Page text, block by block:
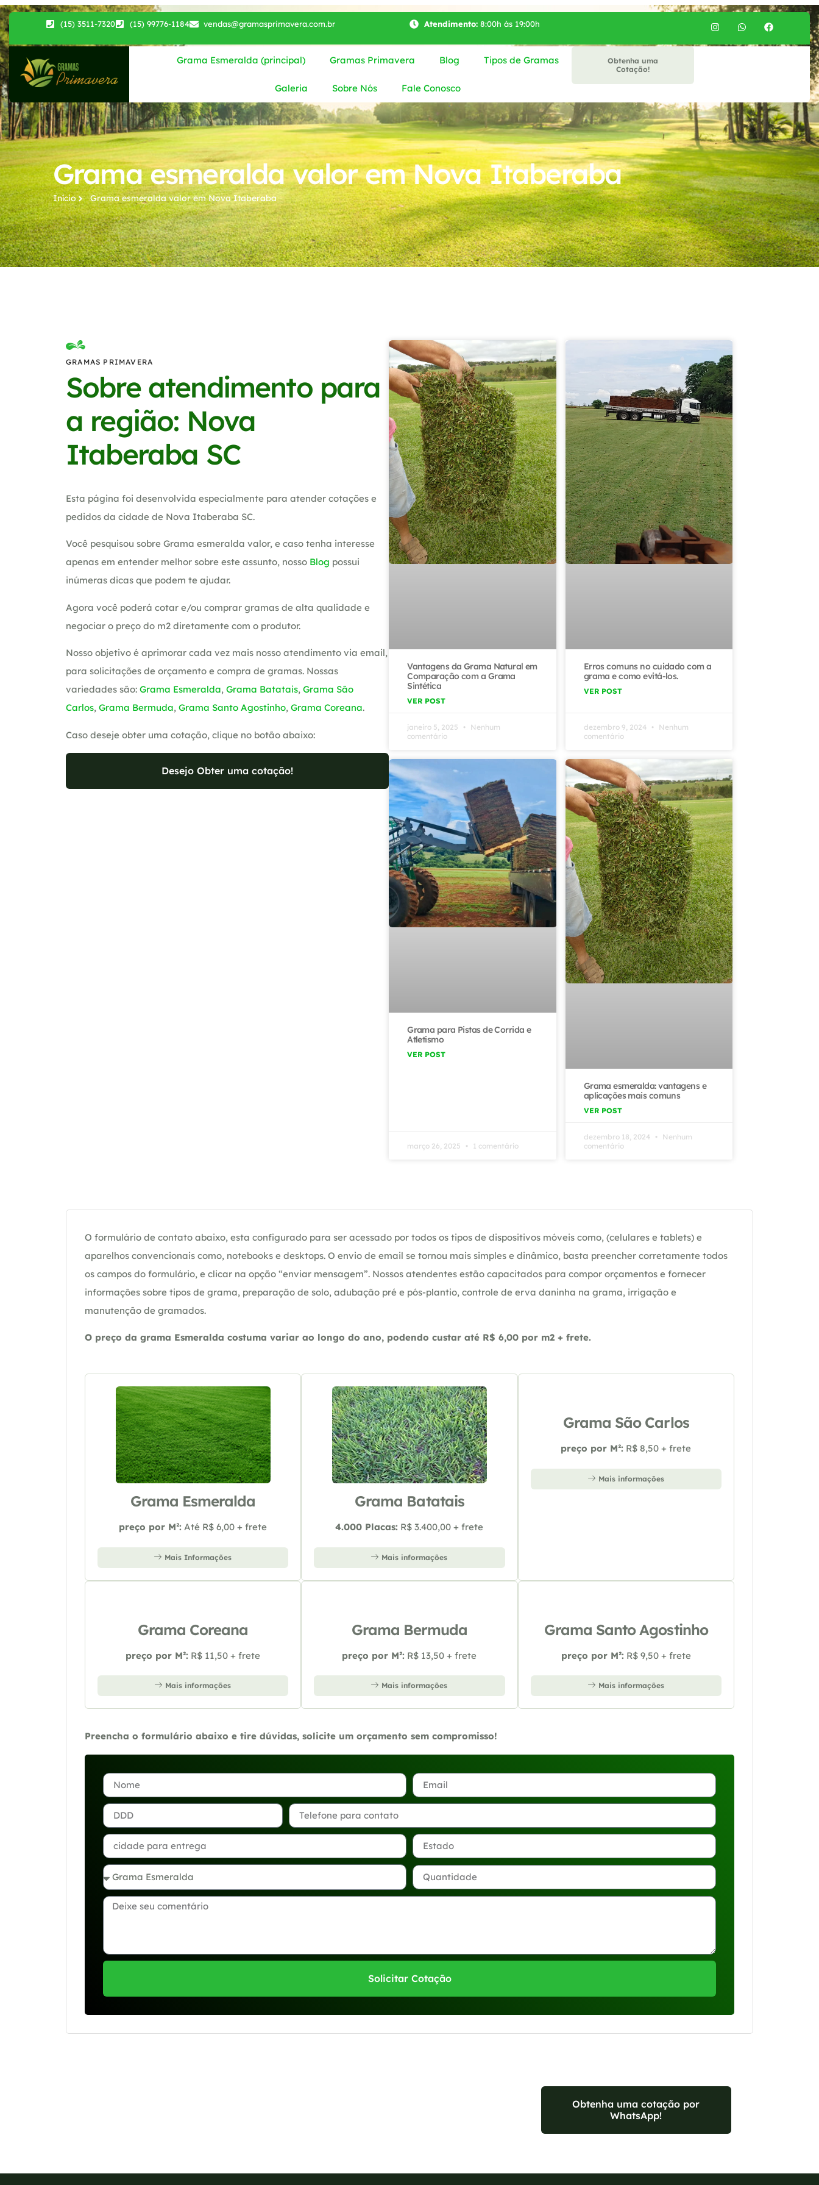
(15) 3511-7320 (15) 99776-1184 vendas@gramasprimavera.com.br Atendimento:8:00h às 19:00h
Grama Esmeralda (principal) Gramas Primavera Blog Tipos de Gramas
Galeria Sobre Nós Fale Conosco
Obtenha uma
Cotação!
Grama esmeralda valor em Nova Itaberaba
Início Grama esmeralda valor​ em Nova Itaberaba
GRAMAS PRIMAVERA
Sobre atendimento para
a região: Nova
Itaberaba SC
Esta página foi desenvolvida especialmente para atender cotações e
pedidos da cidade de Nova Itaberaba SC.
Você pesquisou sobre Grama esmeralda valor, e caso tenha interesse
apenas em entender melhor sobre este assunto, nosso Blog possui
inúmeras dicas que podem te ajudar.
Agora você poderá cotar e/ou comprar gramas de alta qualidade e
negociar o preço do m2 diretamente com o produtor.
Nosso objetivo é aprimorar cada vez mais nosso atendimento via email,
para solicitações de orçamento e compra de gramas. Nossas
variedades são: Grama Esmeralda, Grama Batatais, Grama São
Carlos, Grama Bermuda, Grama Santo Agostinho, Grama Coreana.
Caso deseje obter uma cotação, clique no botão abaixo:
Desejo Obter uma cotação!
Vantagens da Grama Natural em
Comparação com a Grama
Sintética
VER POST
janeiro 5, 2025
Nenhum
comentário
Erros comuns no cuidado com a
grama e como evitá-los.
VER POST
dezembro 9, 2024
Nenhum
comentário
Grama para Pistas de Corrida e
Atletismo
VER POST
março 26, 2025 1 comentário
Grama esmeralda: vantagens e
aplicações mais comuns
VER POST
dezembro 18, 2024
Nenhum
comentário
O formulário de contato abaixo, esta configurado para ser acessado por todos os tipos de dispositivos móveis como, (celulares e tablets) e
aparelhos convencionais como, notebooks e desktops. O envio de email se tornou mais simples e dinâmico, basta preencher corretamente todos
os campos do formulário, e clicar na opção “enviar mensagem”. Nossos atendentes estão capacitados para compor orçamentos e fornecer
informações sobre tipos de grama, preparação de solo, adubação pré e pós-plantio, controle de erva daninha na grama, irrigação e
manutenção de gramados.
O preço da grama Esmeralda costuma variar ao longo do ano, podendo custar até R$ 6,00 por m2 + frete.
Grama Esmeralda
preço por M²: Até R$ 6,00 + frete
Mais Informações
Grama Batatais
4.000 Placas: R$ 3.400,00 + frete
Mais informações
Grama São Carlos
preço por M²: R$ 8,50 + frete
Mais informações
Grama Coreana
preço por M²: R$ 11,50 + frete
Mais informações
Grama Bermuda
preço por M²: R$ 13,50 + frete
Mais informações
Grama Santo Agostinho
preço por M²: R$ 9,50 + frete
Mais informações
Preencha o formulário abaixo e tire dúvidas, solicite um orçamento sem compromisso!
Solicitar Cotação
Obtenha uma cotação por
WhatsApp!